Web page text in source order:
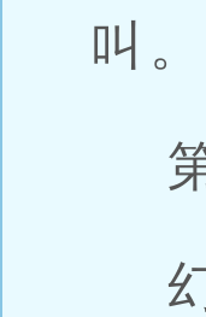
叫。
第
幻